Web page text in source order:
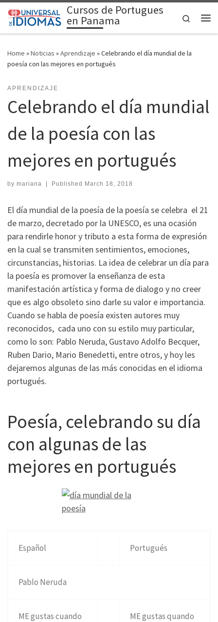
Skip to content Cursos de Portugues
en Panama
Search
Home »Noticias »Aprendizaje »Celebrando el día mundial de la
poesía con las mejores en portugués
APRENDIZAJE
Celebrando el día mundial
de la poesía con las
mejores en portugués
by mariana Published March 18, 2018
El día mundial de la poesía de la poesía se celebra el 21
de marzo, decretado por la UNESCO, es una ocasión
para rendirle honor y tributo a esta forma de expresión
en la cual se transmiten sentimientos, emociones,
circunstancias, historias. La idea de celebrar un día para
la poesía es promover la enseñanza de esta
manifestación artística y forma de dialogo y no creer
que es algo obsoleto sino darle su valor e importancia.
Cuando se habla de poesía existen autores muy
reconocidos, cada uno con su estilo muy particular,
como lo son: Pablo Neruda, Gustavo Adolfo Becquer,
Ruben Dario, Mario Benedetti, entre otros, y hoy les
dejaremos algunas de las más conocidas en el idioma
portugués.
Poesía, celebrando su día
con algunas de las
mejores en portugués
Español Portugués
Pablo Neruda
ME gustas cuando
ME gustas quando